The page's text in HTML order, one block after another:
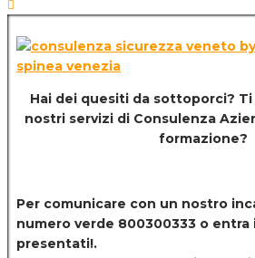
Hai dei quesiti da sottoporci?
nostri servizi di Consulenza
formazione?
Per comunicare con un nostro
numero verde 800300333 o entra
presentati!.